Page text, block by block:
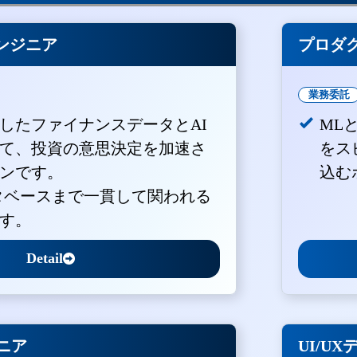
ジニア
たファイナンスデータとAI
、投資の意思決定を加速さ
です。
ースまで一貫して関われる
。
Detail
プロダ
業務委託
ML
をス
込む
ア UI/UX